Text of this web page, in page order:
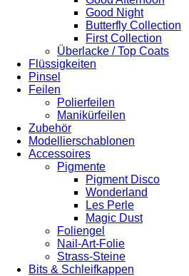
Good Night
Butterfly Collection
First Collection
Überlacke / Top Coats
Flüssigkeiten
Pinsel
Feilen
Polierfeilen
Manikürfeilen
Zubehör
Modellierschablonen
Accessoires
Pigmente
Pigment Disco
Wonderland
Les Perle
Magic Dust
Foliengel
Nail-Art-Folie
Strass-Steine
Bits & Schleifkappen